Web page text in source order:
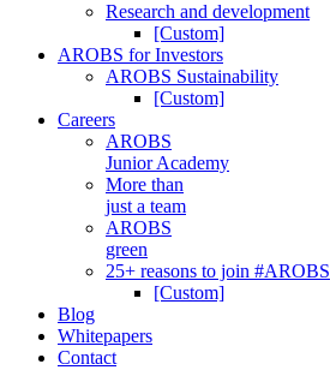
Research and development
[Custom]
AROBS for Investors
AROBS Sustainability
[Custom]
Careers
AROBS
Junior Academy
More than
just a team
AROBS
green
25+ reasons to join #AROBS
[Custom]
Blog
Whitepapers
Contact